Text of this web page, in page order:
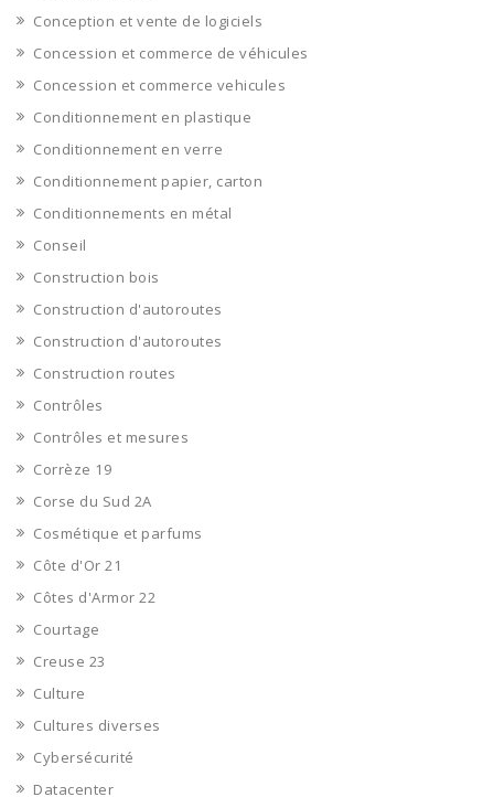
Conception et vente de logiciels
Concession et commerce de véhicules
Concession et commerce vehicules
Conditionnement en plastique
Conditionnement en verre
Conditionnement papier, carton
Conditionnements en métal
Conseil
Construction bois
Construction d'autoroutes
Construction d'autoroutes
Construction routes
Contrôles
Contrôles et mesures
Corrèze 19
Corse du Sud 2A
Cosmétique et parfums
Côte d'Or 21
Côtes d'Armor 22
Courtage
Creuse 23
Culture
Cultures diverses
Cybersécurité
Datacenter